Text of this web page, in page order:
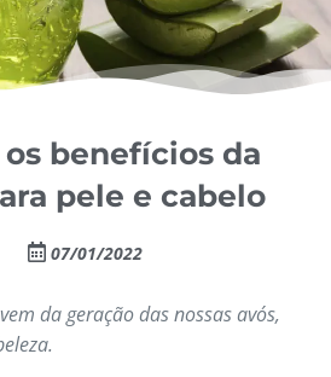
benefícios da
pele e cabelo
07/01/2022
da geração das nossas avós,